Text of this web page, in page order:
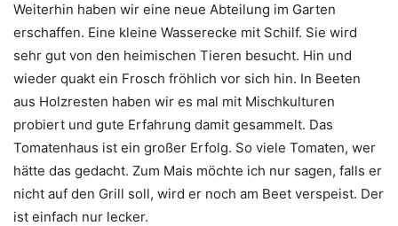
Weiterhin haben wir eine neue Abteilung im Garten
erschaffen. Eine kleine Wasserecke mit Schilf. Sie wird
sehr gut von den heimischen Tieren besucht. Hin und
wieder quakt ein Frosch fröhlich vor sich hin. In Beeten
aus Holzresten haben wir es mal mit Mischkulturen
probiert und gute Erfahrung damit gesammelt. Das
Tomatenhaus ist ein großer Erfolg. So viele Tomaten, wer
hätte das gedacht. Zum Mais möchte ich nur sagen, falls er
nicht auf den Grill soll, wird er noch am Beet verspeist. Der
ist einfach nur lecker.